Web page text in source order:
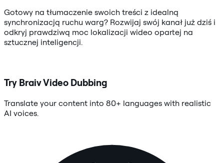
Gotowy na tłumaczenie swoich treści z idealną
synchronizacją ruchu warg? Rozwijaj swój kanał już dziś i
odkryj prawdziwą moc lokalizacji wideo opartej na
sztucznej inteligencji.
Try Braiv Video Dubbing
Translate your content into 80+ languages with realistic
AI voices.